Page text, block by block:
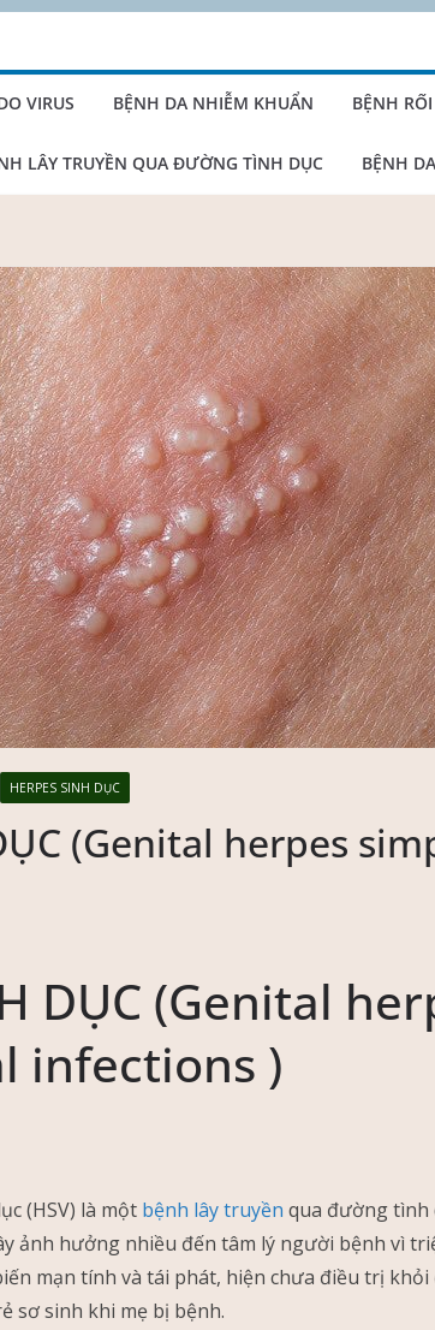
VIRUS BỆNH DA NHIỄM KHUẨN BỆNH
LÂY TRUYỀN QUA ĐƯỜNG TÌNH DỤC BỆNH
HERPES SINH DỤC
(Genital herpes
DỤC (Genital
infections )
(HSV) là một bệnh lây truyền qua đường tình
ảnh hưởng nhiều đến tâm lý người bệnh vì
mạn tính và tái phát, hiện chưa điều trị khỏi
sơ sinh khi mẹ bị bệnh.